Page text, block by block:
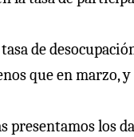
de
que en marzo,
presentamos los